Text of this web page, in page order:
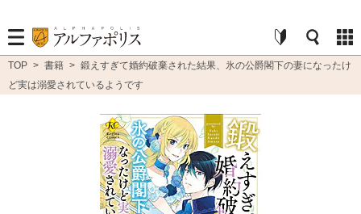
TOP > 書籍 > 鍛えすぎて婚約破棄された結果、氷の公爵閣下の妻になったけ
ど実は溺愛されているようです